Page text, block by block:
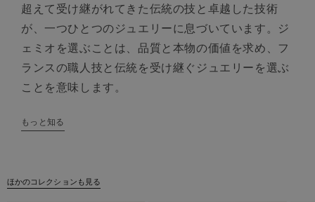
超えて受け継がれてきた伝統の技と卓越した技術
が、一つひとつのジュエリーに息づいています。ジ
ェミオを選ぶことは、品質と本物の価値を求め、フ
ランスの職人技と伝統を受け継ぐジュエリーを選ぶ
ことを意味します。
もっと知る
ほかのコレクションも見る